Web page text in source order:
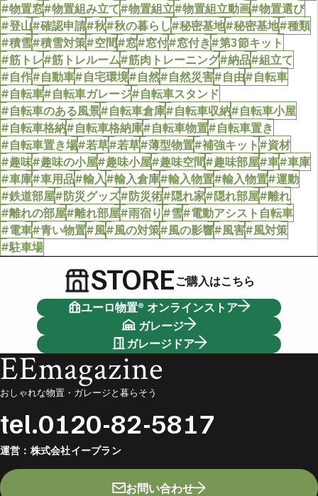
#物置窓#物置組み立て#物置組立#物置組立動画#物置選び
#登山#確認申請#秋#秋の暮らし#秘密基地#秘密基地#種類
#積雪#積雪対策#空間#窓#窓付#窓付き#第3節キット
#筋トレ#筋トレルーム#筋肉トレーニング#納品#組立て
#自作#自動車#自宅環境#自然#自然災害#自由#自転車
#自転車#自転車ガレージ#自転車スタンド
#自転車のある風景#自転車倉庫#自転車収納#自転車小屋
#自転車格納#自転車格納庫#自転車物置#自転車置き
#自転車置き場#若草#若草#薄型物置#補強キット#資材
#趣味#趣味の小屋#趣味小屋#趣味空間#趣味部屋#車#車庫
#車庫#車用品#輸入#輸入倉庫#輸入物置#輸入物置#運動
#鉄道部屋#防災グッズ#防災術#隠れ家#隠れ部屋#離れ
#離れの部屋#離れ部屋#雨宿り#雪#電動アシスト自転車
#電車#青い物置#風#風の対策#風の影響#風害#風対策
#駐車場
STOREご購入はこちら
ユーロ物置® オンラインストア
ガレージ
ガレージドア
EEmagazine
おしゃれな物置・ガレージと暮らそう
tel.0120-82-5817
運営： 株式会社イープラン
お問い合わせ